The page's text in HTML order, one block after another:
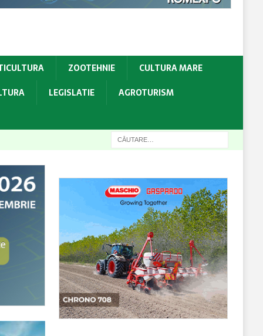
ZOOTEHNIE
CULTURA MARE
LEGISLATIE AGROTURISM